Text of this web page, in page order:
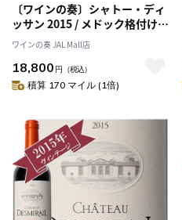
〔ワインの奏〕シャトー・ディ
ッサン 2015 / メドック格付け第
３級 Troisiemes Grands
Crus
ワインの奏 JAL Mall店
18,800 円 （税込）
積算 170 マイル (1倍)